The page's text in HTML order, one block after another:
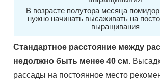
В возрасте полутора месяца
нужно начинать высаживать на
выращивания
Стандартное расстояние между
недолжно быть менее 40 см.
рассады на постоянное место